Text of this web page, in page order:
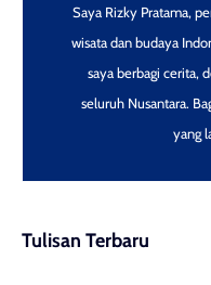
Saya Rizky Pratama,
wisata dan budaya
saya berbagi cerita,
seluruh Nusantara.
yang
Tulisan Terbaru